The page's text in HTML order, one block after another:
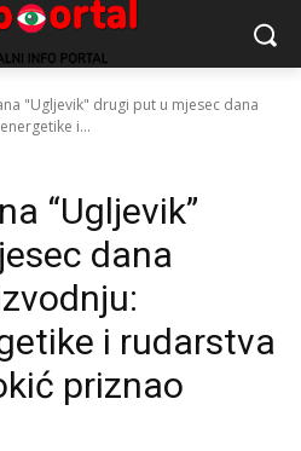
"Ugljevik" drugi put u mjesec dana
i...
“Ugljevik”
dana
i rudarstva
priznao